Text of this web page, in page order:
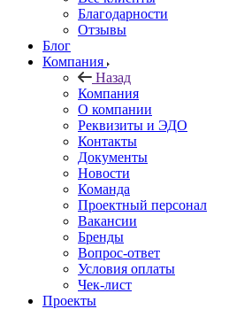
Благодарности
Отзывы
Блог
Компания
Назад
Компания
О компании
Реквизиты и ЭДО
Контакты
Документы
Новости
Команда
Проектный персонал
Вакансии
Бренды
Вопрос-ответ
Условия оплаты
Чек-лист
Проекты